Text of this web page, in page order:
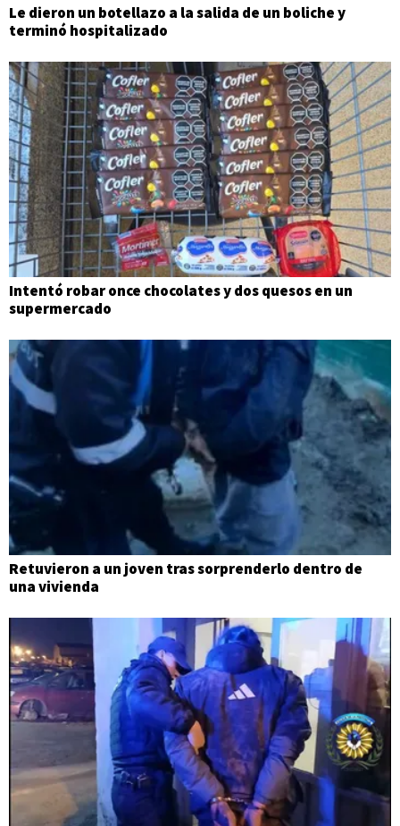
Le dieron un botellazo a la salida de un boliche y
terminó hospitalizado
Intentó robar once chocolates y dos quesos en un
supermercado
Retuvieron a un joven tras sorprenderlo dentro de
una vivienda